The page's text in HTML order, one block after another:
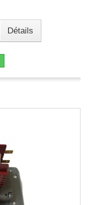
Détails